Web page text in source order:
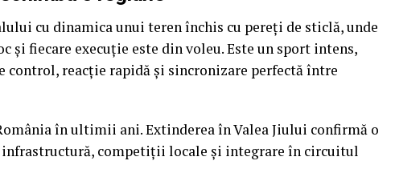
cu dinamica unui teren închis cu pereți de sticlă, unde
și fiecare execuție este din voleu. Este un sport intens,
control, reacție rapidă și sincronizare perfectă între
în ultimii ani. Extinderea în Valea Jiului confirmă o
competiții locale și integrare în circuitul